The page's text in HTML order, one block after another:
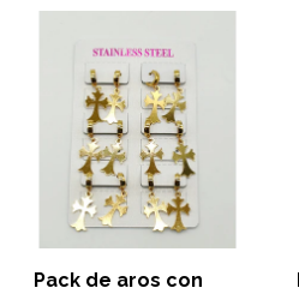
Pack de aros con